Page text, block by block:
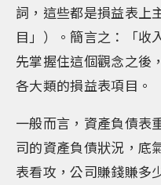
詞，這些都是損益表上
目」）。簡言之：「
先掌握住這個觀念之後
各大類的損益表項目。
一般而言，資產負債表
司的資產負債狀況，底
表看攻，公司賺錢賺多